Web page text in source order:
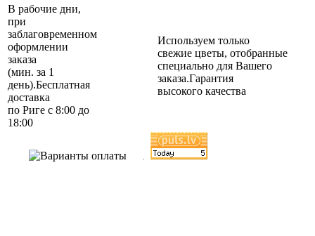
В рабочие дни,
при
заблаговременном
оформлении
заказа
(мин. за 1
день).Бесплатная
доставка
по Риге с 8:00 до
18:00
Используем только
свежие цветы, отобранные
специально для Вашего
заказа.Гарантия
высокого качества